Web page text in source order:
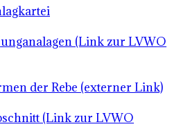
(Link zur LVWO
der Rebe (externer Link)
(Link zur LVWO